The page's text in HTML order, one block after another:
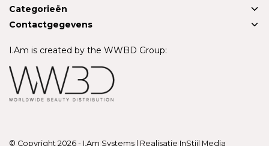
Categorieën
Contactgegevens
I.Am is created by the WWBD Group:
© Copyright 2026 - I.Am Systems | Realisatie InStijl Media